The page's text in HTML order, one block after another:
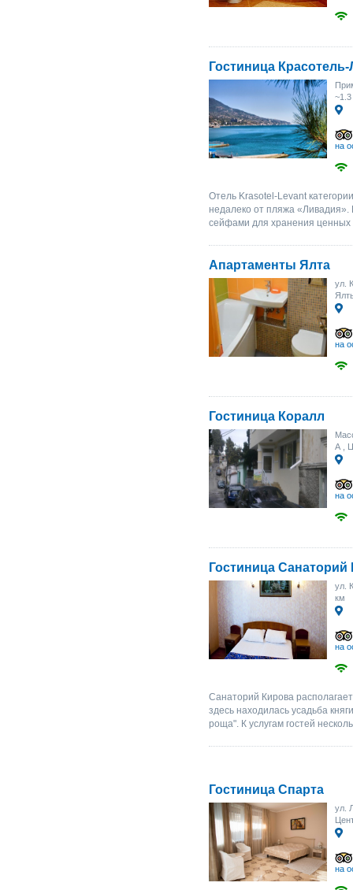
Гостиница
на
Отель Krasotel-Levant
недалеко от пляжа
сейфами для хранения
Апартаменты Ялта
ул.
на
Гостиница Коралл
А ,
на
Гостиница Санаторий
ул.
км
на
Санаторий Кирова
здесь находилась усадьба
роща". К услугам гостей
Гостиница Спарта
ул.
на